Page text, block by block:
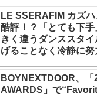
dies!」と微笑みの宣
2029年まで契約有効
LE SSERAFIM カズ
酷評！？「とても下
きく違うダンススタ
げることなく冷静に
BOYNEXTDOOR、
AWARDS」で